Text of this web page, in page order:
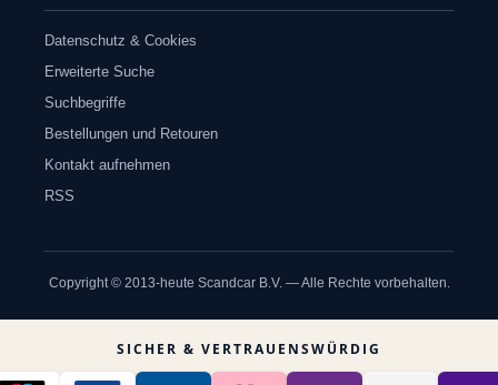
Datenschutz & Cookies
Erweiterte Suche
Suchbegriffe
Bestellungen und Retouren
Kontakt aufnehmen
RSS
Copyright © 2013-heute Scandcar B.V. — Alle Rechte vorbehalten.
SICHER & VERTRAUENSWÜRDIG